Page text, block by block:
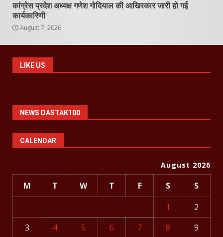
कांग्रेस प्रदेश अध्यक्ष गणेश गोदियाल की आखिरकार जारी हो गई
कार्यकारिणी
August 7, 2026
LIKE US
NEWS DASTAK100
CALENDAR
August 2026
M T W T F S
S
1
2
3
4 5 6 7 8 9